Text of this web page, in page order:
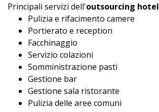
Principali servizi dell'outsourcing hotel
Pulizia e rifacimento camere
Portierato e reception
Facchinaggio
Servizio colazioni
Somministrazione pasti
Gestione bar
Gestione sala ristorante
Pulizia delle aree comuni